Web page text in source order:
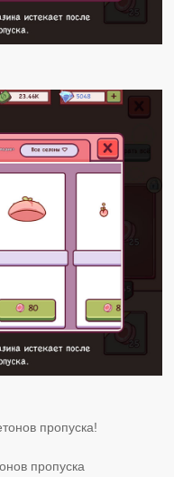
пропуска!
пропуска